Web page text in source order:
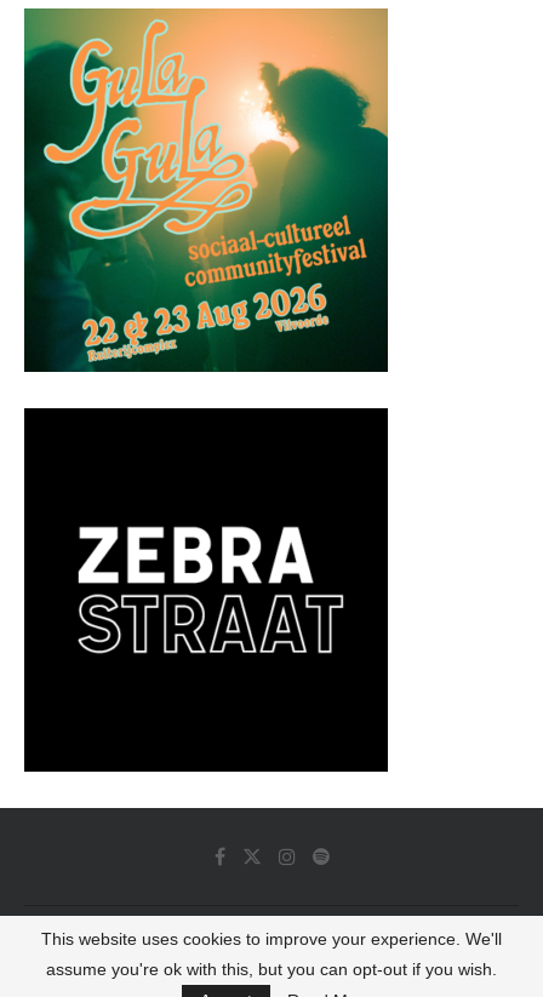
© 2022 - Luminous Dash All Rights Reserved
This website uses cookies to improve your experience. We'll
assume you're ok with this, but you can opt-out if you wish.